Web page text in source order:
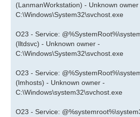
(LanmanWorkstation) - Unknown owner
C:\Windows\System32\svchost.exe
O23 - Service:
(lltdsvc) - Unknown owner -
C:\Windows\System32\svchost.exe
O23 - Service:
(lmhosts) - Unknown owner -
C:\Windows\system32\svchost.exe
O23 - Service: